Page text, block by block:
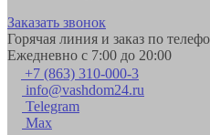
Заказать звонок
Горячая линия и заказ по
Ежедневно с 7:00 до 20:00
+7 (863) 310-000-3
info@vashdom24.ru
Telegram
Max